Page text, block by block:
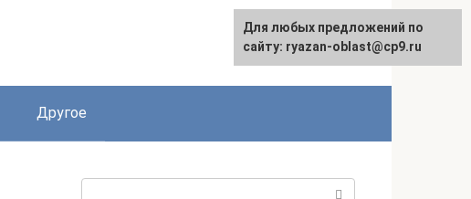
Другое
Для любых предложений по
сайту: ryazan-oblast@cp9.ru